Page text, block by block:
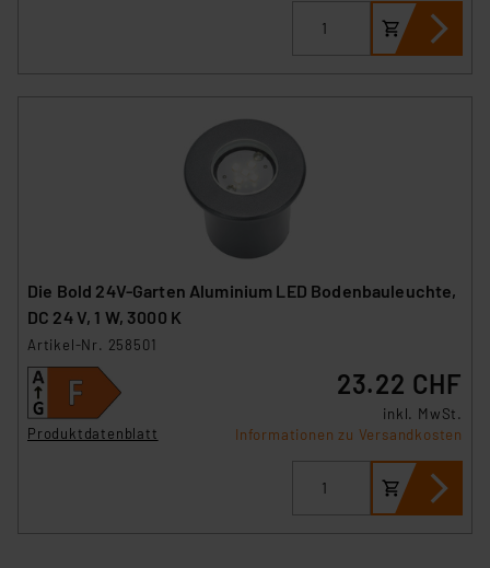
Die Bold 24V-Garten Aluminium LED Bodenbauleuchte,
DC 24 V, 1 W, 3000 K
Artikel-Nr. 258501
Produktdatenblatt
23.22 CHF
inkl. MwSt.
Informationen zu Versandkosten